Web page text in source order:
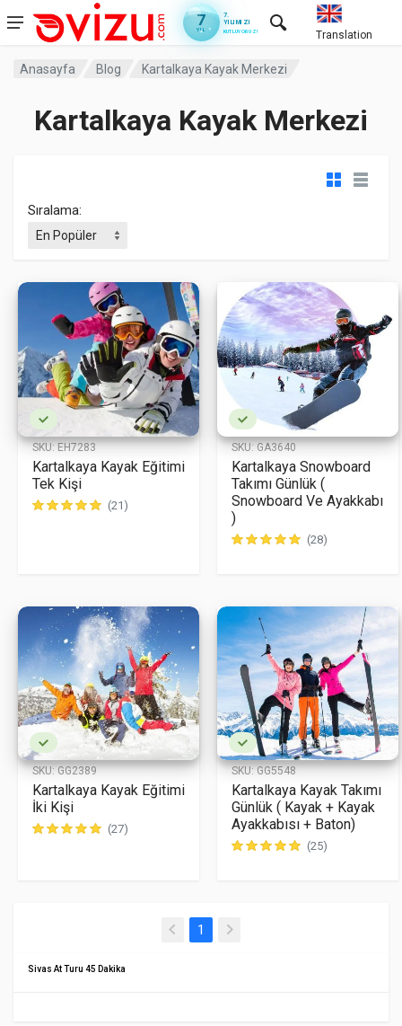
7
YIL
7.
YILIMIZI
KUTLUYORUZ! Translation
Anasayfa Blog Kartalkaya Kayak Merkezi
Kartalkaya Kayak Merkezi
Sıralama:
SKU:EH7283
Kartalkaya Kayak Eğitimi
Tek Kişi
(21)
SKU:GA3640
Kartalkaya Snowboard
Takımı Günlük (
Snowboard Ve Ayakkabı
)
(28)
SKU:GG2389
Kartalkaya Kayak Eğitimi
İki Kişi
(27)
SKU:GG5548
Kartalkaya Kayak Takımı
Günlük ( Kayak + Kayak
Ayakkabısı + Baton)
(25)
1 (current)
Sivas At Turu 45 Dakika